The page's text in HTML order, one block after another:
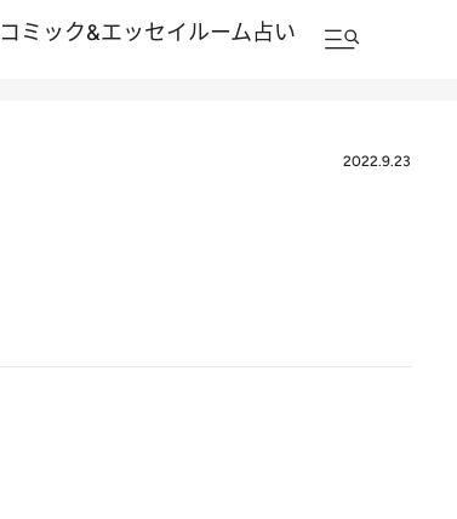
コミック&エッセイルーム占い
2022.9.23